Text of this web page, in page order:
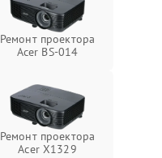
Ремонт проектора
Acer BS-014
Ремонт проектора
Acer X1329